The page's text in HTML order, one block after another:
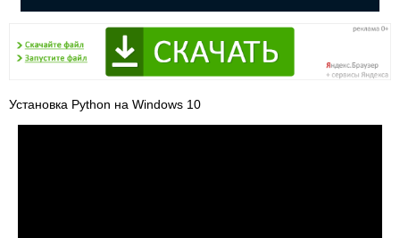
Установка Python на Windows 10